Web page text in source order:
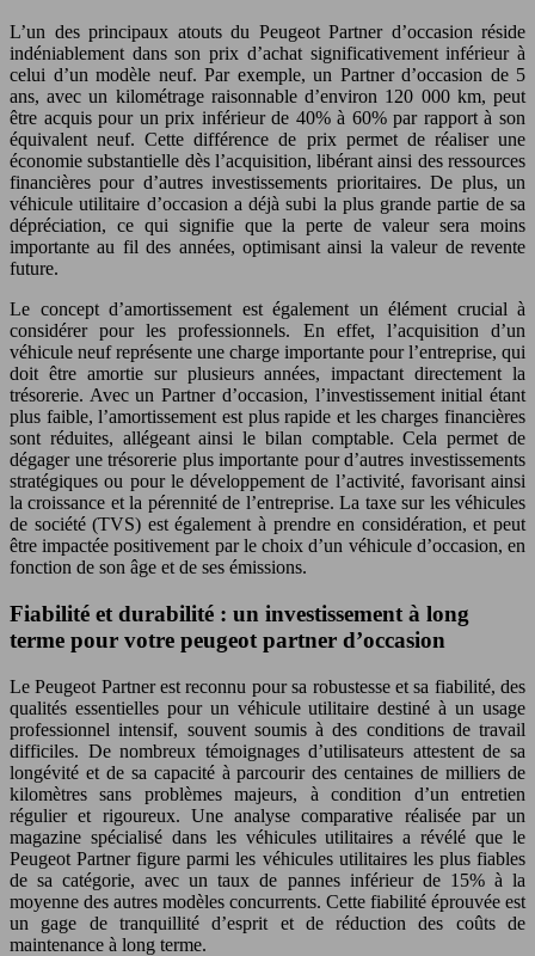
L’un des principaux atouts du Peugeot Partner d’occasion réside
indéniablement dans son prix d’achat significativement inférieur à
celui d’un modèle neuf. Par exemple, un Partner d’occasion de 5
ans, avec un kilométrage raisonnable d’environ 120 000 km, peut
être acquis pour un prix inférieur de 40% à 60% par rapport à son
équivalent neuf. Cette différence de prix permet de réaliser une
économie substantielle dès l’acquisition, libérant ainsi des ressources
financières pour d’autres investissements prioritaires. De plus, un
véhicule utilitaire d’occasion a déjà subi la plus grande partie de sa
dépréciation, ce qui signifie que la perte de valeur sera moins
importante au fil des années, optimisant ainsi la valeur de revente
future.
Le concept d’amortissement est également un élément crucial à
considérer pour les professionnels. En effet, l’acquisition d’un
véhicule neuf représente une charge importante pour l’entreprise, qui
doit être amortie sur plusieurs années, impactant directement la
trésorerie. Avec un Partner d’occasion, l’investissement initial étant
plus faible, l’amortissement est plus rapide et les charges financières
sont réduites, allégeant ainsi le bilan comptable. Cela permet de
dégager une trésorerie plus importante pour d’autres investissements
stratégiques ou pour le développement de l’activité, favorisant ainsi
la croissance et la pérennité de l’entreprise. La taxe sur les véhicules
de société (TVS) est également à prendre en considération, et peut
être impactée positivement par le choix d’un véhicule d’occasion, en
fonction de son âge et de ses émissions.
Fiabilité et durabilité : un investissement à long
terme pour votre peugeot partner d’occasion
Le Peugeot Partner est reconnu pour sa robustesse et sa fiabilité, des
qualités essentielles pour un véhicule utilitaire destiné à un usage
professionnel intensif, souvent soumis à des conditions de travail
difficiles. De nombreux témoignages d’utilisateurs attestent de sa
longévité et de sa capacité à parcourir des centaines de milliers de
kilomètres sans problèmes majeurs, à condition d’un entretien
régulier et rigoureux. Une analyse comparative réalisée par un
magazine spécialisé dans les véhicules utilitaires a révélé que le
Peugeot Partner figure parmi les véhicules utilitaires les plus fiables
de sa catégorie, avec un taux de pannes inférieur de 15% à la
moyenne des autres modèles concurrents. Cette fiabilité éprouvée est
un gage de tranquillité d’esprit et de réduction des coûts de
maintenance à long terme.